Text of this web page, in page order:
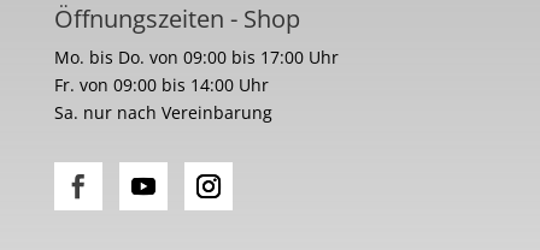
Öffnungszeiten - Shop
Mo. bis Do. von 09:00 bis 17:00 Uhr
Fr. von 09:00 bis 14:00 Uhr
Sa. nur nach Vereinbarung